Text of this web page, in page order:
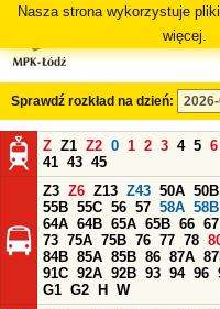
Nasza strona wykorzystuje
więcej.
Sprawdź rozkład na dzień:
Z Z1 Z2 0 1 2 3 4 5 6
41 43 45
Z3 Z6 Z13 Z43 50A 50B
55B 55C 56 57 58A 58B
64A 64B 65A 65B 66 67
73 75A 75B 76 77 78
84B 85A 85B 86 87A
91C 92A 92B 93 94 96
G1 G2 H
W